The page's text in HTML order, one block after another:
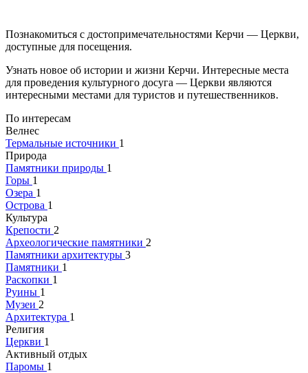
Познакомиться с достопримечательностями Керчи — Церкви,
доступные для посещения.
Узнать новое об истории и жизни Керчи. Интересные места
для проведения культурного досуга — Церкви являются
интересными местами для туристов и путешественников.
По интересам
Велнес
Термальные источники 1
Природа
Памятники природы 1
Горы 1
Озера 1
Острова 1
Культура
Крепости 2
Археологические памятники 2
Памятники архитектуры 3
Памятники 1
Раскопки 1
Руины 1
Музеи 2
Архитектура 1
Религия
Церкви 1
Активный отдых
Паромы 1